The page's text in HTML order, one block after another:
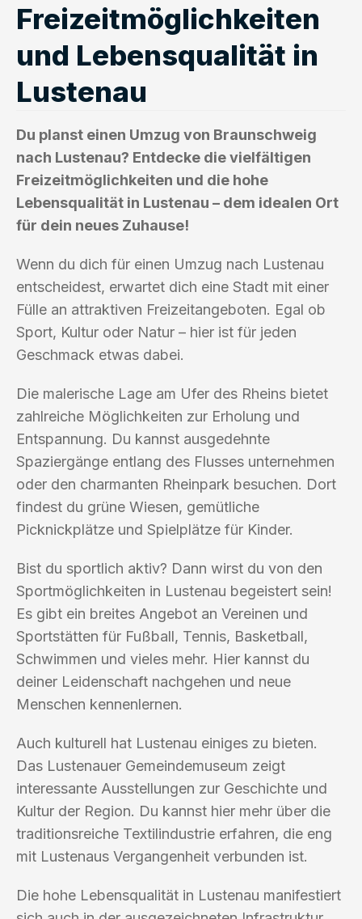
Freizeitmöglichkeiten
und Lebensqualität in
Lustenau
Du planst einen Umzug von Braunschweig
nach Lustenau? Entdecke die vielfältigen
Freizeitmöglichkeiten und die hohe
Lebensqualität in Lustenau – dem idealen Ort
für dein neues Zuhause!
Wenn du dich für einen Umzug nach Lustenau
entscheidest, erwartet dich eine Stadt mit einer
Fülle an attraktiven Freizeitangeboten. Egal ob
Sport, Kultur oder Natur – hier ist für jeden
Geschmack etwas dabei.
Die malerische Lage am Ufer des Rheins bietet
zahlreiche Möglichkeiten zur Erholung und
Entspannung. Du kannst ausgedehnte
Spaziergänge entlang des Flusses unternehmen
oder den charmanten Rheinpark besuchen. Dort
findest du grüne Wiesen, gemütliche
Picknickplätze und Spielplätze für Kinder.
Bist du sportlich aktiv? Dann wirst du von den
Sportmöglichkeiten in Lustenau begeistert sein!
Es gibt ein breites Angebot an Vereinen und
Sportstätten für Fußball, Tennis, Basketball,
Schwimmen und vieles mehr. Hier kannst du
deiner Leidenschaft nachgehen und neue
Menschen kennenlernen.
Auch kulturell hat Lustenau einiges zu bieten.
Das Lustenauer Gemeindemuseum zeigt
interessante Ausstellungen zur Geschichte und
Kultur der Region. Du kannst hier mehr über die
traditionsreiche Textilindustrie erfahren, die eng
mit Lustenaus Vergangenheit verbunden ist.
Die hohe Lebensqualität in Lustenau manifestiert